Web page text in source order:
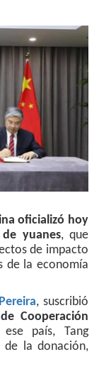
oficializó hoy
yuanes, que
de impacto
de la economía
, suscribió
Cooperación
país, Tang
de la donación,